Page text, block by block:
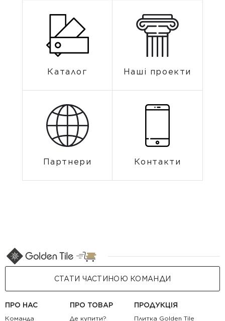
Каталог Наші проекти
Партнери Контакти
СТАТИ ЧАСТИНОЮ КОМАНДИ
ПРО НАС
Команда
ПРО ТОВАР
Де купити?
ПРОДУКЦІЯ
Плитка Golden Tile